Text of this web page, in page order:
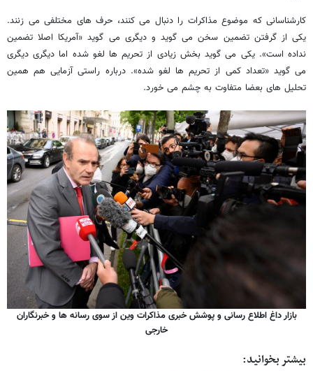
کارشناسانی که موضوع مذاکرات را دنبال می کنند، حرف های مختلفی می زنند.
یکی از گرفتن تضمین سخن می گوید و دیگری می گوید «آمریکا اصلا تضمین
نداده است». یکی می گوید بخش زیادی از تحریم ها لغو شده اما دیگری دیگری
می گوید «تعداد کمی از تحریم ها لغو شده». درباره راستی آزمایی هم همین
تحلیل های بعضا متفاوت به چشم می خورد.
بازار داغ اطلاع رسانی و پوشش خبری مذاکرات وین از سوی رسانه ها و خبرنگاران
خارجی
بیشتر بخوانید: